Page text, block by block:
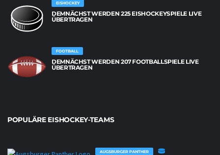
EISHOCKEY
DEMNÄCHST WERDEN 225 EISHOCKEYSPIELE LIVE
ÜBERTRAGEN
FOOTBALL
DEMNÄCHST WERDEN 207 FOOTBALLSPIELE LIVE
ÜBERTRAGEN
POPULÄRE EISHOCKEY-TEAMS
AUGSBURGER PANTHER